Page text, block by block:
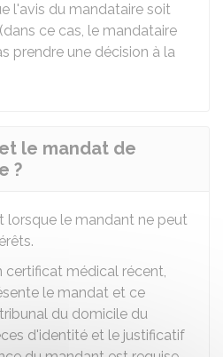
l'avis du mandataire soit
ce cas, le mandataire
prendre une décision à la
le mandat de
?
lorsque le mandant ne peut
certificat médical récent,
le mandat et ce
du domicile du
d'identité et le justificatif